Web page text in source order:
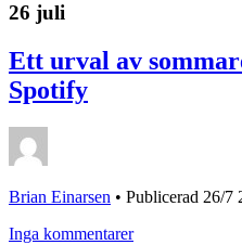
26 juli
Ett urval av
Spotify
Brian Einarsen • Publicerad 26/7
Inga kommentarer